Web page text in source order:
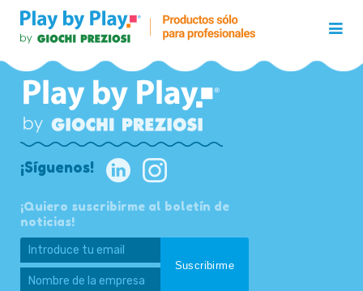
¡Síguenos!
¡Quiero suscribirme al boletín de
noticias!